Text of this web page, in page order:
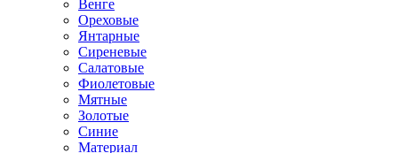
Венге
Ореховые
Янтарные
Сиреневые
Салатовые
Фиолетовые
Мятные
Золотые
Синие
Материал